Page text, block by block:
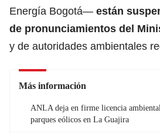
Energía Bogotá— están
de pronunciamientos del
y de autoridades ambientales
Más información
ANLA deja en firme licencia
parques eólicos en La Guajira